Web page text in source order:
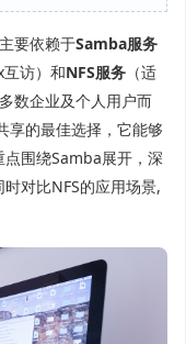
要依赖于Samba服务
访）和NFS服务 （适
数企业及个人用户而
享的最佳选择，它能够
围绕Samba展开，深
对比NFS的应用场景,